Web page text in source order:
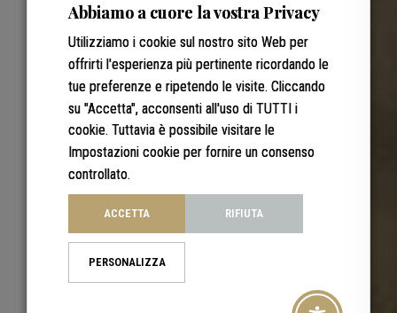
Abbiamo a cuore la vostra Privacy
Utilizziamo i cookie sul nostro sito Web per
offrirti l'esperienza più pertinente ricordando le
tue preferenze e ripetendo le visite. Cliccando
su "Accetta", acconsenti all'uso di TUTTI i
cookie. Tuttavia è possibile visitare le
Impostazioni cookie per fornire un consenso
controllato.
ACCETTA RIFIUTA
PERSONALIZZA